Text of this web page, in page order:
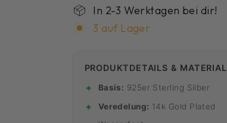
In 2-3 Werktagen bei dir!
3 auf Lager
PRODUKTDETAILS & MATERIAL
✦ Basis: 925er Sterling Silber
✦ Veredelung: 14k Gold Plated